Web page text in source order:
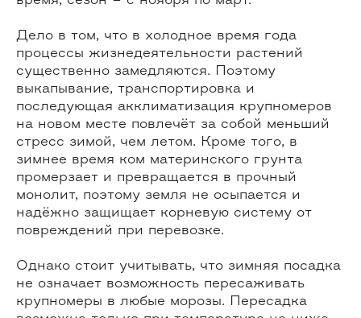
Дело в том, что в холодное время года
процессы жизнедеятельности растений
существенно замедляются. Поэтому
выкапывание, транспортировка и
последующая акклиматизация крупномеров
на новом месте повлечёт за собой меньший
стресс зимой, чем летом. Кроме того, в
зимнее время ком материнского грунта
промерзает и превращается в прочный
монолит, поэтому земля не осыпается и
надёжно защищает корневую систему от
повреждений при перевозке.
Однако стоит учитывать, что зимняя посадка
не означает возможность пересаживать
крупномеры в любые морозы. Пересадка